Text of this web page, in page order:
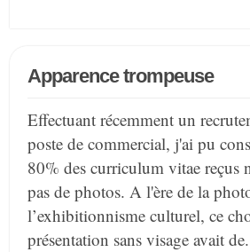
Apparence trompeuse
Effectuant récemment un
poste de commercial, j'ai pu
80% des curriculum vitae reçus
pas de photos. A l'ère de la
l’exhibitionnisme culturel, ce
présentation sans visage avait